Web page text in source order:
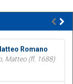
Romano
Matteo (fl. 1688)